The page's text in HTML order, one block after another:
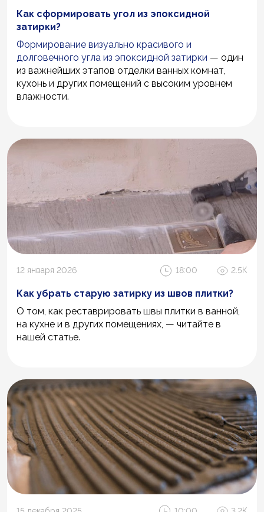
Как сформировать угол из эпоксидной
затирки?
Формирование визуально красивого и
долговечного угла из эпоксидной затирки — один
из важнейших этапов отделки ванных комнат,
кухонь и других помещений с высоким уровнем
влажности.
12 января 2026 18:00 2.5К
Как убрать старую затирку из швов плитки?
О том, как реставрировать швы плитки в ванной,
на кухне и в других помещениях, — читайте в
нашей статье.